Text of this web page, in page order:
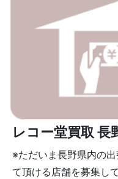
レコー堂買取 長
※ただいま長野県内の
て頂ける店舗を募集し